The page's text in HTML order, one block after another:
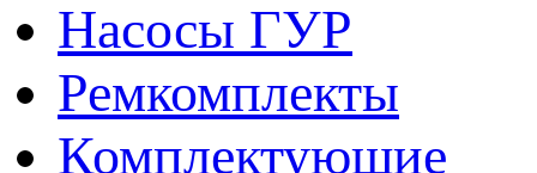
Насосы ГУР
Ремкомплекты
Комплектующие